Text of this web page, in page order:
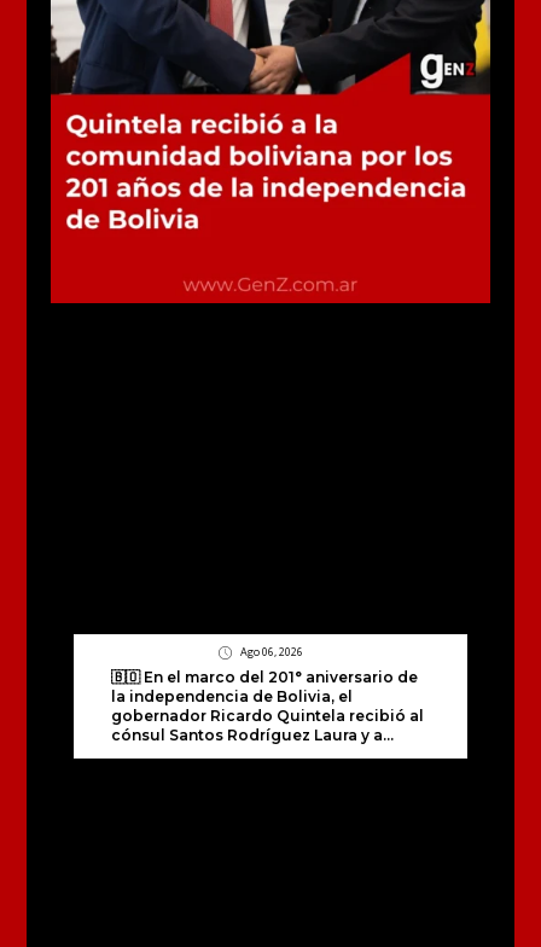
Ago 06, 2026
🇧🇴 En el marco del 201° aniversario de
la independencia de Bolivia, el
gobernador Ricardo Quintela recibió al
cónsul Santos Rodríguez Laura y a...